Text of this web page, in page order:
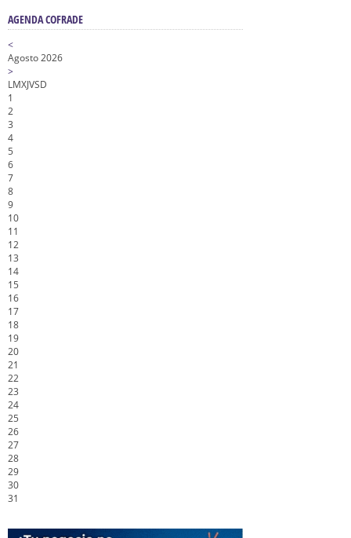
AGENDA COFRADE
<
Agosto 2026
>
LMXJVSD
1
2
3
4
5
6
7
8
9
10
11
12
13
14
15
16
17
18
19
20
21
22
23
24
25
26
27
28
29
30
31